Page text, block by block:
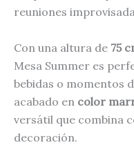
reuniones
Con una altura de 75
Mesa Summer es
bebidas o momentos
acabado en color
versátil que combina
decoración.